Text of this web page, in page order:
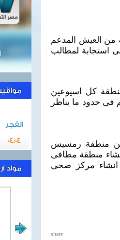
العيش المدعم
استجابة لمطالب
بوتاجاز للمنطقة كل اسيوعين
حدود ما يناظر
منطقة رمسيس
منطقة مطافى
انشاء مركز صحى
share
الفجر
04:04
مواد